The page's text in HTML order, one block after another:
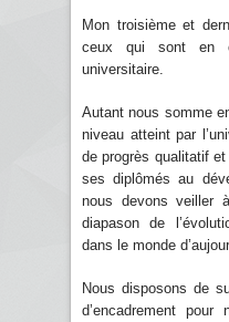
Mon troisième et
ceux qui sont en
universitaire.
Autant nous somme
niveau atteint par
de progrès qualitatif
ses diplômés au
nous devons veiller
diapason de
dans le monde
Nous disposons de
d’encadrement